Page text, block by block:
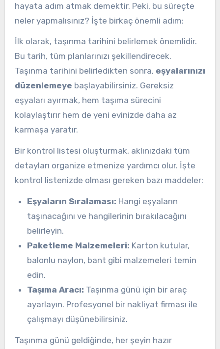
hayata adım atmak demektir. Peki, bu süreçte
neler yapmalısınız? İşte birkaç önemli adım:
İlk olarak, taşınma tarihini belirlemek önemlidir.
Bu tarih, tüm planlarınızı şekillendirecek.
Taşınma tarihini belirledikten sonra, eşyalarınızı
düzenlemeye başlayabilirsiniz. Gereksiz
eşyaları ayırmak, hem taşıma sürecini
kolaylaştırır hem de yeni evinizde daha az
karmaşa yaratır.
Bir kontrol listesi oluşturmak, aklınızdaki tüm
detayları organize etmenize yardımcı olur. İşte
kontrol listenizde olması gereken bazı maddeler:
Eşyaların Sıralaması: Hangi eşyaların
taşınacağını ve hangilerinin bırakılacağını
belirleyin.
Paketleme Malzemeleri: Karton kutular,
balonlu naylon, bant gibi malzemeleri temin
edin.
Taşıma Aracı: Taşınma günü için bir araç
ayarlayın. Profesyonel bir nakliyat firması ile
çalışmayı düşünebilirsiniz.
Taşınma günü geldiğinde, her şeyin hazır